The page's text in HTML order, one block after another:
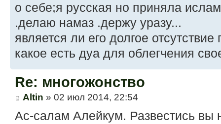
о себе;я русская но приняла
.делаю намаз .держу уразу...
является ли его долгое
какое есть дуа для облегчения
Re: многожонство
Altin » 02 июл 2014, 22:54
Ас-салам Алейкум. Развестись вы